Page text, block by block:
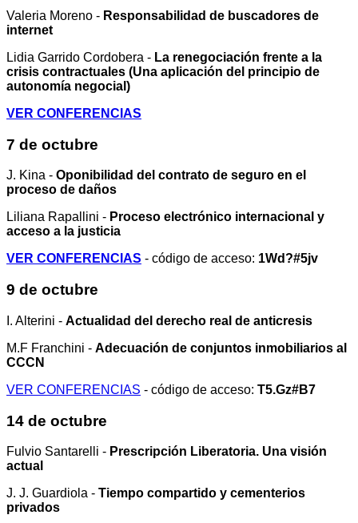
Valeria Moreno - Responsabilidad de buscadores de
internet
Lidia Garrido Cordobera - La renegociación frente a la
crisis contractuales (Una aplicación del principio de
autonomía negocial)
VER CONFERENCIAS
7 de octubre
J. Kina - Oponibilidad del contrato de seguro en el
proceso de daños
Liliana Rapallini - Proceso electrónico internacional y
acceso a la justicia
VER CONFERENCIAS - código de acceso: 1Wd?#5jv
9 de octubre
I. Alterini - Actualidad del derecho real de anticresis
M.F Franchini - Adecuación de conjuntos inmobiliarios al
CCCN
VER CONFERENCIAS - código de acceso: T5.Gz#B7
14 de octubre
Fulvio Santarelli - Prescripción Liberatoria. Una visión
actual
J. J. Guardiola - Tiempo compartido y cementerios
privados